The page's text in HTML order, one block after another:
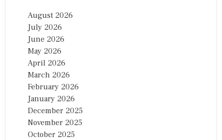
August 2026
July 2026
June 2026
May 2026
April 2026
March 2026
February 2026
January 2026
December 2025
November 2025
October 2025